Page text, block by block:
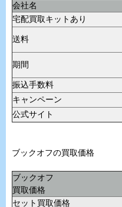
会社名
宅配買取キットあり
送料
期間
振込手数料
キャンペーン
公式サイト
ブックオフの買取価格
ブックオフ
買取価格
セット買取価格